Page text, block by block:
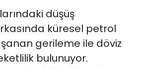
düşüş
küresel petrol
gerileme ile döviz
bulunuyor.